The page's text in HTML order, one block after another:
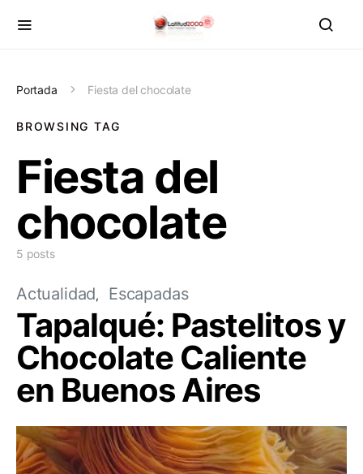
Portada Fiesta del chocolate
BROWSING TAG
Fiesta del
chocolate
5 posts
Actualidad Escapadas
Tapalqué: Pastelitos y
Chocolate Caliente
en Buenos Aires